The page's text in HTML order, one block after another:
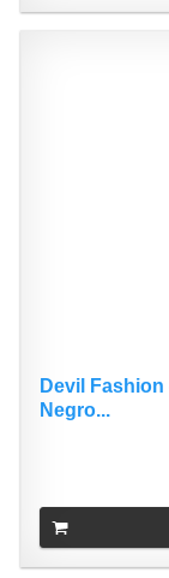
Devil
Negro...